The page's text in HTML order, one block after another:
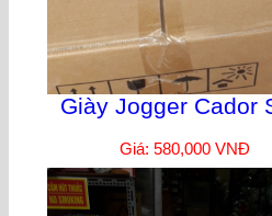
Giày Jogger Cador
Giá: 580,000 VNĐ